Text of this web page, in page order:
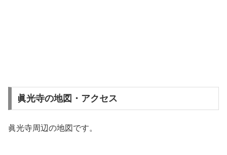
眞光寺の地図・アクセス
眞光寺周辺の地図です。